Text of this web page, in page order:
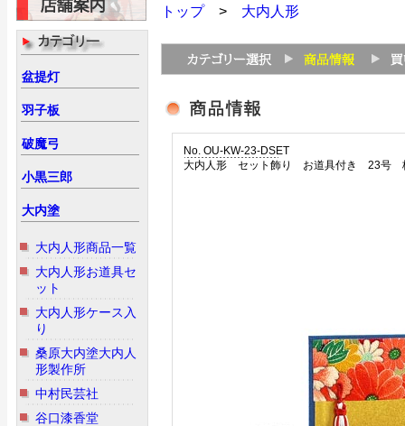
盆提灯
羽子板
破魔弓
小黒三郎
大内塗
大内人形商品一覧
大内人形お道具セ
ット
大内人形ケース入
り
桑原大内塗大内人
形製作所
中村民芸社
谷口漆香堂
トップ> 大内人形
No. OU-KW-23-DSET
大内人形 セット飾り お道具付き 23号